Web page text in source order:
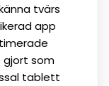
tvärs
app
​​gjort som
tablett